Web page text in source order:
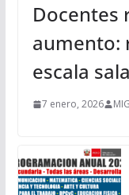
Docentes
aumento:
escala
7 enero, 2026